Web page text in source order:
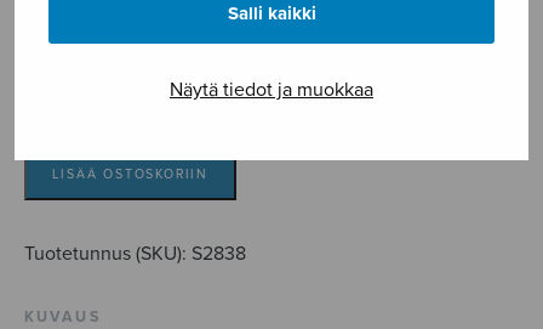
Salli kaikki
Näytä tiedot ja muokkaa
5,90€
kaiun
kuulen
LISÄÄ OSTOSKORIIN
Tuotetunnus (SKU): S2838
KUVAUS